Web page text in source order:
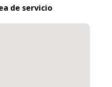
de servicio